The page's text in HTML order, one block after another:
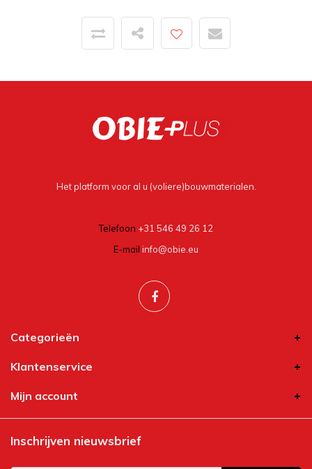
Het platform voor al u (voliere)bouwmaterialen.
Telefoon +31 546 49 26 12
E-mail info@obie.eu
Categorieën
Klantenservice
Mijn account
Inschrijven nieuwsbrief